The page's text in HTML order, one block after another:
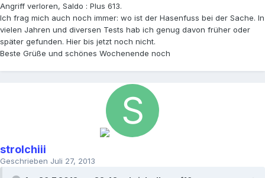
Angriff verloren, Saldo : Plus 613.
Ich frag mich auch noch immer: wo ist der Hasenfuss bei der Sache. In
vielen Jahren und diversen Tests hab ich genug davon früher oder
später gefunden. Hier bis jetzt noch nicht.
Beste Grüße und schönes Wochenende noch
strolchiii
Geschrieben Juli 27, 2013